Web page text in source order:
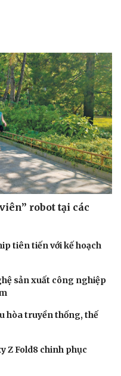
robot tại các
tiên tiến với kế hoạch
sản xuất công nghiệp
hòa truyền thống, thế
Z Fold8 chinh phục